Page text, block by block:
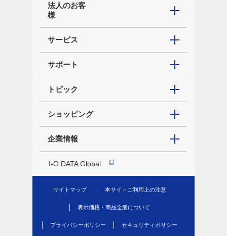
法人のお客
様
サービス
サポート
トピック
ショッピング
企業情報
I-O DATA Global
サイトマップ 本サイトご利用上の注意
表示価格・商品全般について
プライバシーポリシー セキュリティポリシー